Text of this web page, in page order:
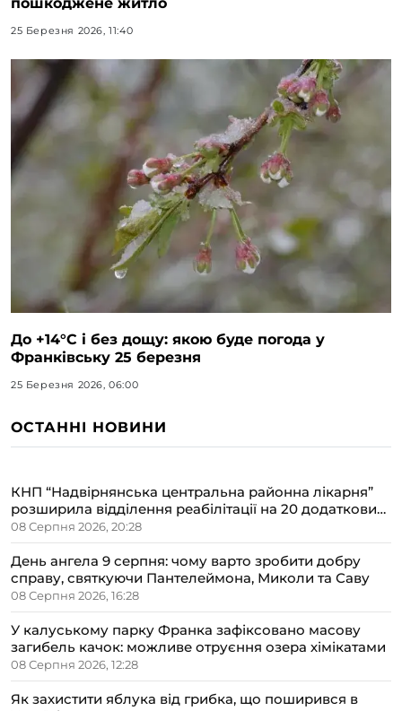
25 Березня 2026, 11:40
До +14°C і без дощу: якою буде погода у
Франківську 25 березня
25 Березня 2026, 06:00
ОСТАННІ НОВИНИ
КНП “Надвірнянська центральна районна лікарня”
розширила відділення реабілітації на 20 додаткових
ліжок
08 Серпня 2026, 20:28
День ангела 9 серпня: чому варто зробити добру
справу, святкуючи Пантелеймона, Миколи та Саву
08 Серпня 2026, 16:28
У калуському парку Франка зафіксовано масову
загибель качок: можливе отруєння озера хімікатами
08 Серпня 2026, 12:28
Як захистити яблука від грибка, що поширився в